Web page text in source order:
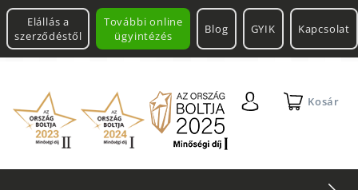
További online
ügyintézés
Elállás a
szerződéstől
Blog GYIK Kapcsolat
Kosár